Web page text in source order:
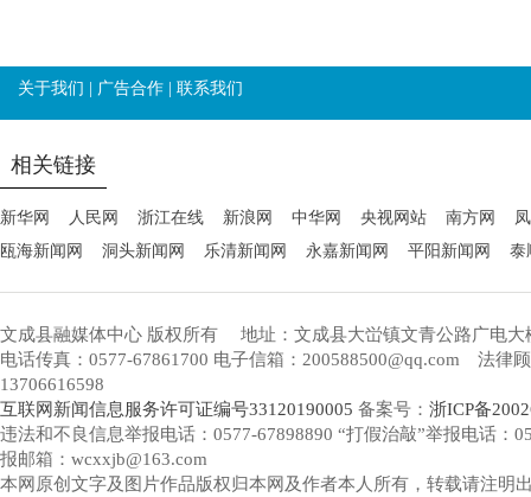
关于我们 广告合作 联系我们
相关链接
新华网 人民网 浙江在线 新浪网 中华网 央视网站 南方网
瓯海新闻网
洞头新闻网 乐清新闻网 永嘉新闻网 平阳新闻网 泰
文成县融媒体中心 版权所有
地址：文成县大峃镇文青公路广电大
电话传真：0577-67861700 电子信箱：200588500@qq.com 法律
13706616598
互联网新闻信息服务许可证编号33120190005 备案号： 浙ICP备
违法和不良信息举报电话：0577-67898890 “打假治敲”举报电话：
报邮箱：wcxxjb@163.com
本网原创文字及图片作品版权归本网及作者本人所有，转载请注明